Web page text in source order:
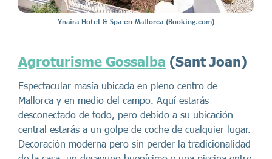
Ynaira Hotel & Spa en Mallorca (Booking.com)
Agroturisme Gossalba (Sant Joan)
Espectacular masía ubicada en pleno centro de
Mallorca y en medio del campo. Aquí estarás
desconectado de todo, pero debido a su ubicación
central estarás a un golpe de coche de cualquier lugar.
Decoración moderna pero sin perder la tradicionalidad